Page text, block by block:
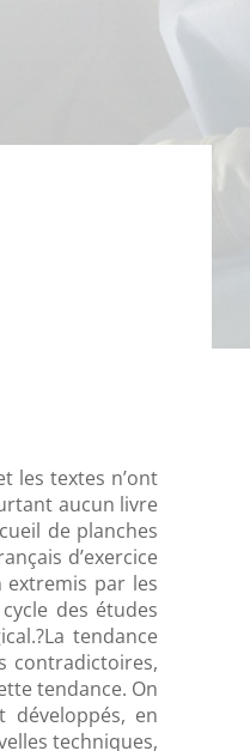
les textes n’ont
aucun livre
de planches
d’exercice
extremis par les
des études
tendance
contradictoires,
tendance. On
en
techniques,